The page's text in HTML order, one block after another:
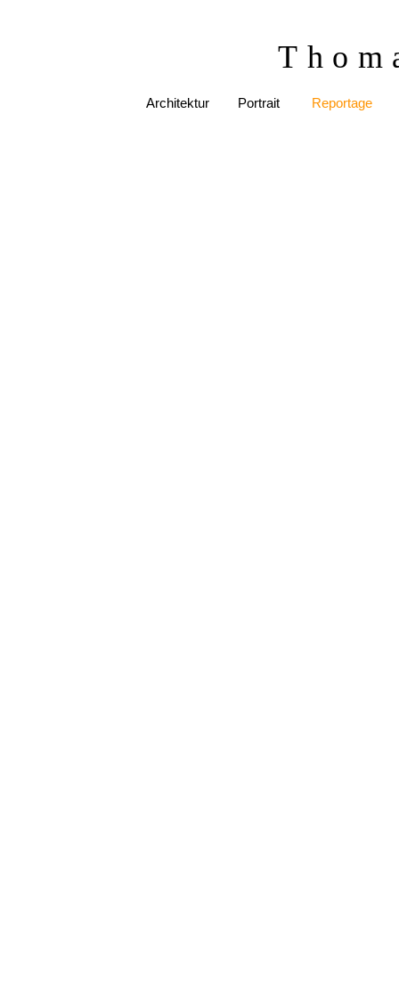
Architektur Portrait Reportage